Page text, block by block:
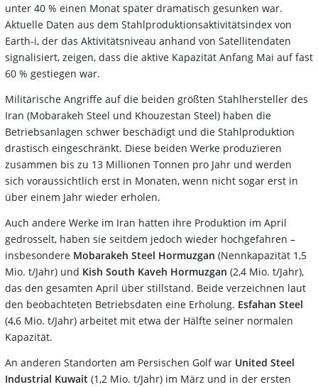
unter 40 % einen Monat später dramatisch gesunken war.
Aktuelle Daten aus dem Stahlproduktionsaktivitätsindex von
Earth-i, der das Aktivitätsniveau anhand von Satellitendaten
signalisiert, zeigen, dass die aktive Kapazität Anfang Mai auf fast
60 % gestiegen war.
Militärische Angriffe auf die beiden größten Stahlhersteller des
Iran (Mobarakeh Steel und Khouzestan Steel) haben die
Betriebsanlagen schwer beschädigt und die Stahlproduktion
drastisch eingeschränkt. Diese beiden Werke produzieren
zusammen bis zu 13 Millionen Tonnen pro Jahr und werden
sich voraussichtlich erst in Monaten, wenn nicht sogar erst in
über einem Jahr wieder erholen.
Auch andere Werke im Iran hatten ihre Produktion im April
gedrosselt, haben sie seitdem jedoch wieder hochgefahren –
insbesondere Mobarakeh Steel Hormuzgan (Nennkapazität 1,5
Mio. t/Jahr) und Kish South Kaveh Hormuzgan (2,4 Mio. t/Jahr),
das den gesamten April über stillstand. Beide verzeichnen laut
den beobachteten Betriebsdaten eine Erholung. Esfahan Steel
(4,6 Mio. t/Jahr) arbeitet mit etwa der Hälfte seiner normalen
Kapazität.
An anderen Standorten am Persischen Golf war United Steel
Industrial Kuwait (1,2 Mio. t/Jahr) im März und in der ersten